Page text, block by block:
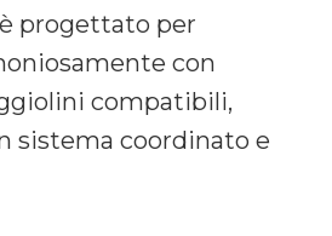
progettato per
con
compatibili,
sistema coordinato e